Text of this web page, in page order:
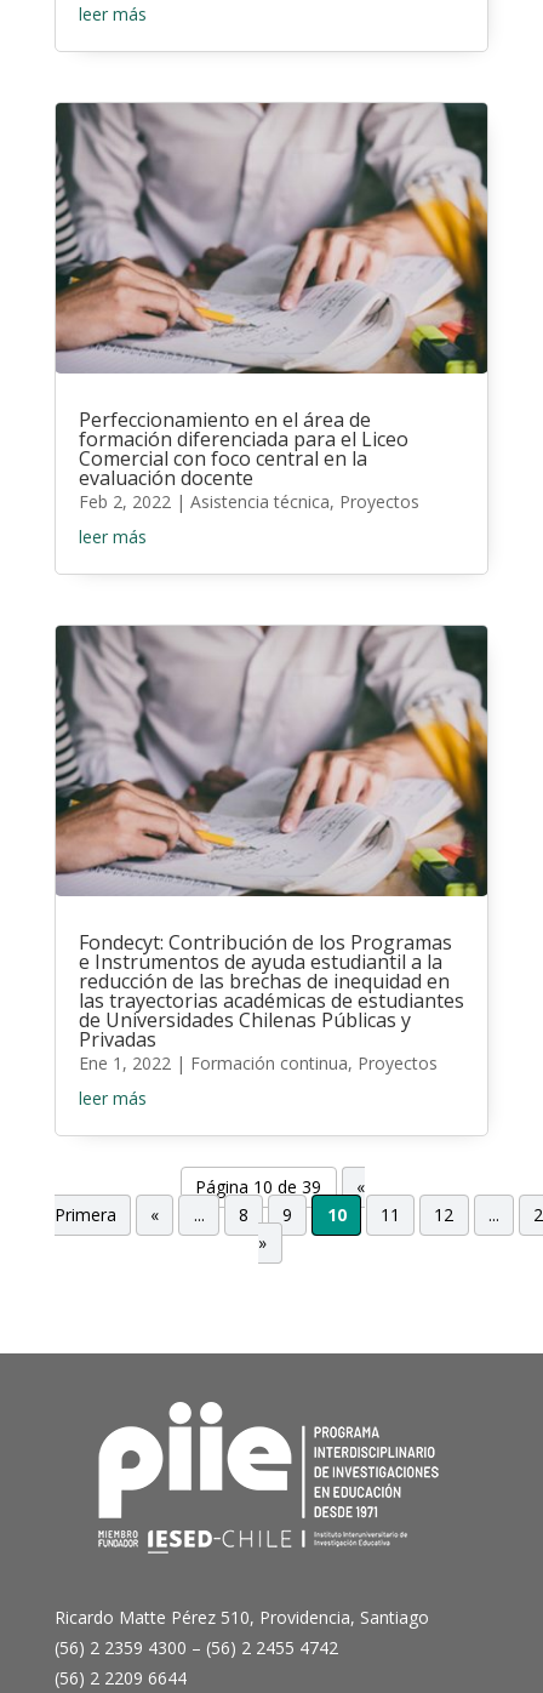
leer más
Perfeccionamiento en el área de
formación diferenciada para el Liceo
Comercial con foco central en la
evaluación docente
Feb 2, 2022| Asistencia técnica, Proyectos
leer más
Fondecyt: Contribución de los Programas
e Instrumentos de ayuda estudiantil a la
reducción de las brechas de inequidad en
las trayectorias académicas de estudiantes
de Universidades Chilenas Públicas y
Privadas
Ene 1, 2022| Formación continua, Proyectos
leer más
Página 10 de 39
«
Primera
« ... 8 9 10 11 12 ...
»
Ricardo Matte Pérez 510, Providencia, Santiago
(56) 2 2359 4300 – (56) 2 2455 4742
(56) 2 2209 6644